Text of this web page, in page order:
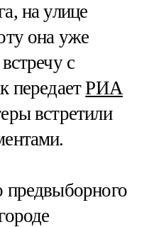
на улице
она уже
с
передаетРИА
встретили
предвыборного